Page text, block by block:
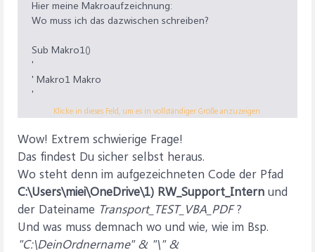
Hier meine Makroaufzeichnung:
Wo muss ich das dazwischen schreiben?
Sub Makro1()
'
' Makro1 Makro
'
ActiveSheet.ExportAsFixedFormat Type:=xlTypePDF,
Filename:= _
C:\Users\miei\OneDrive\1)
RW_Support_Intern \Transport_TEST_VBA_PDF.pdf", _
Quality:=xlQualityStandard, IncludeDocProperties:=True,
IgnorePrintAreas _
:=False, OpenAfterPublish:=True
End Sub
Klicke in dieses Feld, um es in vollständiger Größe anzuzeigen.
Wow! Extrem schwierige Frage!
Das findest Du sicher selbst heraus.
Wo steht denn im aufgezeichneten Code der Pfad
C:\Users\miei\OneDrive\1) RW_Support_Intern und
der Dateiname Transport_TEST_VBA_PDF?
Und was muss demnach wo und wie, wie im Bsp.
"C:\DeinOrdnername" & "\" &